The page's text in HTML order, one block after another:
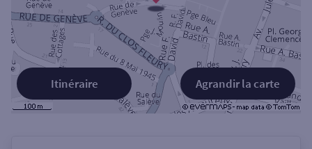
Agrandir la carte
Itinéraire